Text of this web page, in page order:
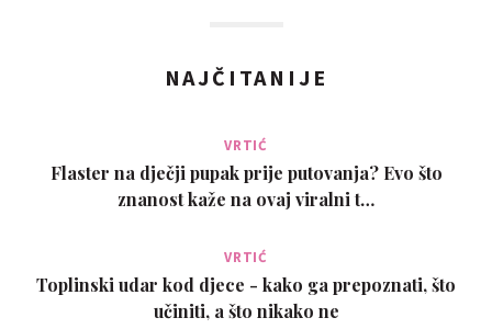
NAJČITANIJE
VRTIĆ
Flaster na dječji pupak prije putovanja? Evo što
znanost kaže na ovaj viralni t…
VRTIĆ
Toplinski udar kod djece - kako ga prepoznati, što
učiniti, a što nikako ne